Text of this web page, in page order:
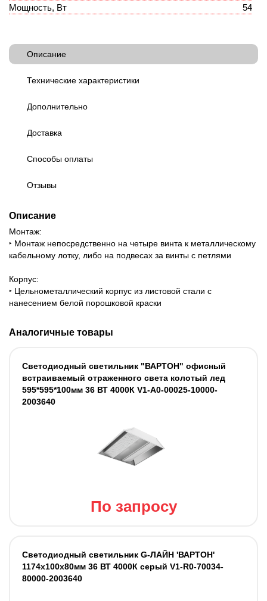
Мощность, Вт
54
Описание
Технические характеристики
Дополнительно
Доставка
Способы оплаты
Отзывы
Описание
Монтаж:
‣ Монтаж непосредственно на четыре винта к металлическому
кабельному лотку, либо на подвесах за винты с петлями
Корпус:
‣ Цельнометаллический корпус из листовой стали с
нанесением белой порошковой краски
Аналогичные товары
Светодиодный светильник "ВАРТОН" офисный
встраиваемый отраженного света колотый лед
595*595*100мм 36 ВТ 4000К V1-A0-00025-10000-
2003640
По запросу
Светодиодный светильник G-ЛАЙН 'ВАРТОН'
1174х100х80мм 36 ВТ 4000К серый V1-R0-70034-
80000-2003640